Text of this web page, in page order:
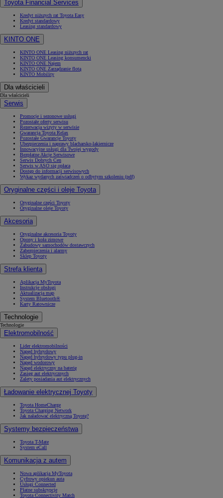
Toyota Financial Services
Kredyt niższych rat Toyota Easy
Kredyt standardowy
Leasing standardowy
KINTO ONE
KINTO ONE Leasing niższych rat
KINTO ONE Leasing konsumencki
KINTO ONE Najem
KINTO ONE Zarządzanie flotą
KINTO Mobility
Dla właścicieli
Dla właścicieli
Serwis
Promocje i sezonowe usługi
Pozostałe oferty serwisu
Rezerwacja wizyty w serwisie
Gwarancja Toyota Relax
Pozostałe Gwarancje Toyoty
Ubezpieczenia i naprawy blacharsko-lakiernicze
Innowacyjne usługi dla Twojej wygody
Bezpłatne Akcje Serwisowe
Serwis Dobrych Cen
Serwis w ASO się opłaca
Dostęp do informacji serwisowych
Wykaz wydanych zaświadczeń o odbytym szkoleniu (pdf)
Oryginalne części i oleje Toyota
Oryginalne części Toyoty
Oryginalne oleje Toyoty
Akcesoria
Oryginalne akcesoria Toyoty
Opony i koła zimowe
Zabudowy samochodów dostawczych
Zabezpieczenia i alarmy
Sklep Toyoty
Strefa klienta
Aplikacja MyToyota
Instrukcje obsługi
Aktualizacja map
System Bluetooth®
Karty Ratownicze
Technologie
Technologie
Elektromobilność
Lider elektromobilności
Napęd hybrydowy
Napęd hybrydowy typu plug-in
Napęd wodorowy
Napęd elektryczny na baterię
Zasięg aut elektrycznych
Zalety posiadania aut elektrycznych
Ładowanie elektrycznej Toyoty
Toyota HomeCharge
Toyota Charging Network
Jak naładować elektryczną Toyotę?
Systemy bezpieczeństwa
Toyota T-Mate
System eCall
Komunikacja z autem
Nowa aplikacja MyToyota
Cyfrowy opiekun auta
Usługi Connected
Płatne subskrypcje
Toyota Connectivity Match